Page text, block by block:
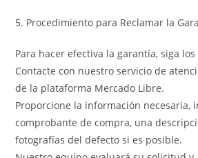
5. Procedimiento para Reclamar la
Para hacer efectiva la garantía, siga
Contacte con nuestro servicio de
de la plataforma Mercado Libre.
Proporcione la información necesaria,
comprobante de compra, una
fotografías del defecto si es posible.